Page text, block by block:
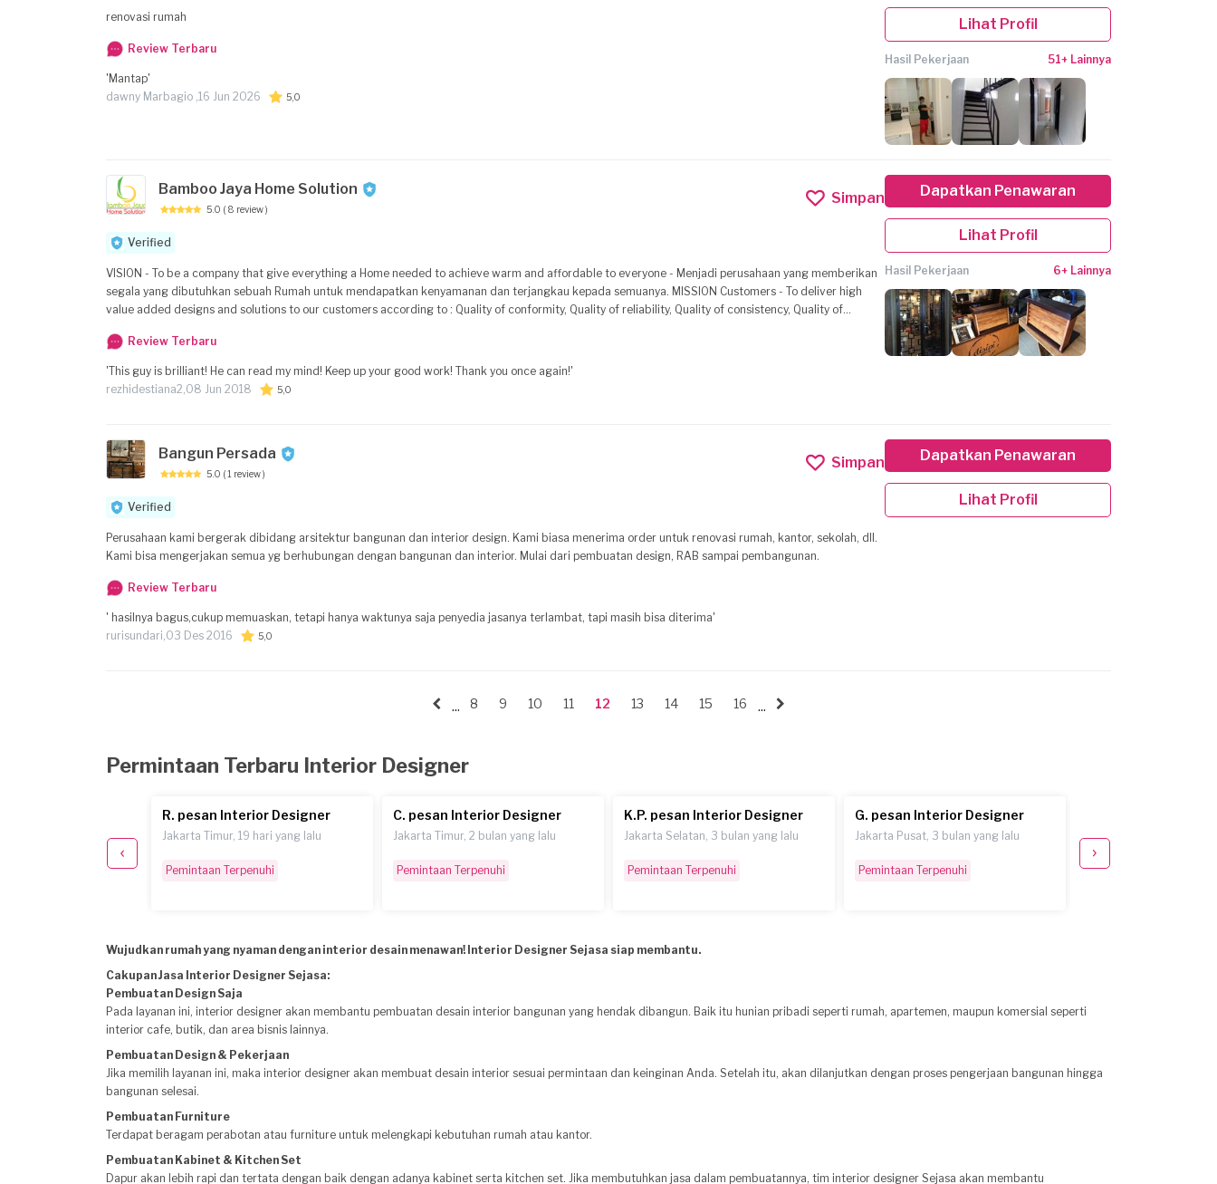
renovasi rumah
Review Terbaru
'Mantap'
dawny Marbagio ,16 Jun 2026 5,0
Lihat Profil
Hasil Pekerjaan 51+ Lainnya
Bamboo Jaya Home Solution
5.0 ( 8 review )
Simpan
Verified
VISION - To be a company that give everything a Home needed to achieve warm and affordable to everyone - Menjadi perusahaan yang memberikan
segala yang dibutuhkan sebuah Rumah untuk mendapatkan kenyamanan dan terjangkau kepada semuanya. MISSION Customers - To deliver high
value added designs and solutions to our customers according to : Quality of conformity, Quality of reliability, Quality of consistency, Quality of
keandalan, Kualitas konsistensi, Kualitas pelayanan, dan Kualitas penggunaan.
Review Terbaru
'This guy is brilliant! He can read my mind! Keep up your good work! Thank you once again!'
rezhidestiana2,08 Jun 2018 5,0
Dapatkan Penawaran
Lihat Profil
Hasil Pekerjaan 6+ Lainnya
Bangun Persada
5.0 ( 1 review )
Simpan
Verified
Perusahaan kami bergerak dibidang arsitektur bangunan dan interior design. Kami biasa menerima order untuk renovasi rumah, kantor, sekolah, dll.
Kami bisa mengerjakan semua yg berhubungan dengan bangunan dan interior. Mulai dari pembuatan design, RAB sampai pembangunan.
Review Terbaru
' hasilnya bagus,cukup memuaskan, tetapi hanya waktunya saja penyedia jasanya terlambat, tapi masih bisa diterima'
rurisundari,03 Des 2016 5,0
Dapatkan Penawaran
Lihat Profil
... 8 9 10 11 12 13 14 15 16 ...
Permintaan Terbaru Interior Designer
sekitar setahun yang
R. pesan Interior Designer
Jakarta Timur, 19 hari yang lalu
Pemintaan Terpenuhi
C. pesan Interior Designer
Jakarta Timur, 2 bulan yang lalu
Pemintaan Terpenuhi
K.P. pesan Interior Designer
Jakarta Selatan, 3 bulan yang lalu
Pemintaan Terpenuhi
G. pesan Interior Designer
Jakarta Pusat, 3 bulan yang lalu
Pemintaan Terpenuhi
Jakarta Timur, 4 bulan
Selesai
Wujudkan rumah yang nyaman dengan interior desain menawan! Interior Designer Sejasa siap membantu.
Cakupan Jasa Interior Designer Sejasa:
Pembuatan Design Saja
Pada layanan ini, interior designer akan membantu pembuatan desain interior bangunan yang hendak dibangun. Baik itu hunian pribadi seperti rumah, apartemen, maupun komersial seperti
interior cafe, butik, dan area bisnis lainnya.
Pembuatan Design & Pekerjaan
Jika memilih layanan ini, maka interior designer akan membuat desain interior sesuai permintaan dan keinginan Anda. Setelah itu, akan dilanjutkan dengan proses pengerjaan bangunan hingga
bangunan selesai.
Pembuatan Furniture
Terdapat beragam perabotan atau furniture untuk melengkapi kebutuhan rumah atau kantor.
Pembuatan Kabinet & Kitchen Set
Dapur akan lebih rapi dan tertata dengan baik dengan adanya kabinet serta kitchen set. Jika membutuhkan jasa dalam pembuatannya, tim interior designer Sejasa akan membantu